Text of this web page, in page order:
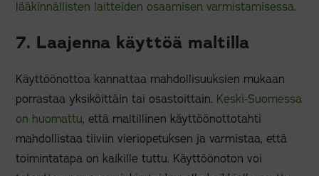
lääkinnällisten laitteiden osaamisen varmistamisessa.
7. Laajenna käyttöä maltilla
Käyttöönottoa kannattaa mahdollisuuksien mukaan
porrastaa yksiköittäin tai osastoittain. Keski-Suomessa
on huomattu, että maltillinen käyttöönottotahti
mahdollistaa tiiviin vieriopetuksen ja varmistaa, että
toimintatapa on kaikille tuttu. Käyttöönoton voi